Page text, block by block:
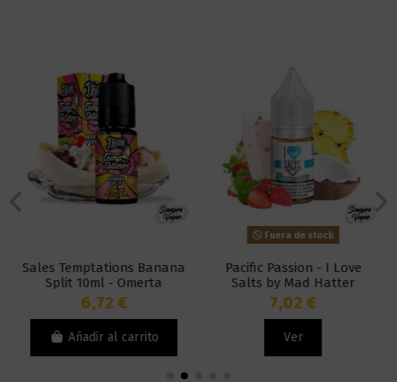
Sales Temptations Banana
Split 10ml - Omerta
6,72 €
Añadir al carrito
Fuera de stock
Pacific Passion - I Love
Salts by Mad Hatter
7,02 €
Ver